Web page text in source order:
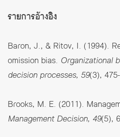
รายการอ้างอิง
Baron, J., & Ritov, I. (1994).
omission bias. Organizational
decision processes, 59(3),
Brooks, M. E. (2011).
Management Decision, 49(5),